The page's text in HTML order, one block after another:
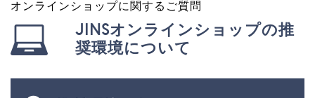
オンラインショップに関するご質問
JINSオンラインショップの推
奨環境について